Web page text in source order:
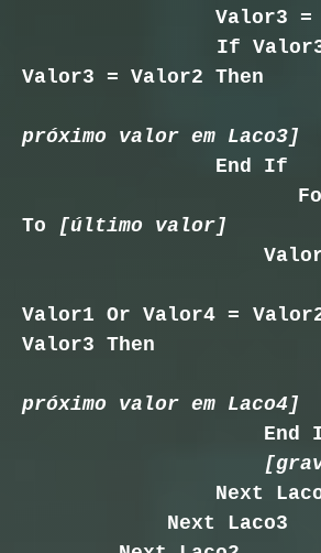
Valor3 =
If Valor3 =
Valor3 = Valor2 Then
próximo valor em Laco3]
End If
For
To [último valor]
Valor4
If
Valor1 Or Valor4 =
Valor3 Then
próximo valor em Laco4]
End
Next
Next Laco3